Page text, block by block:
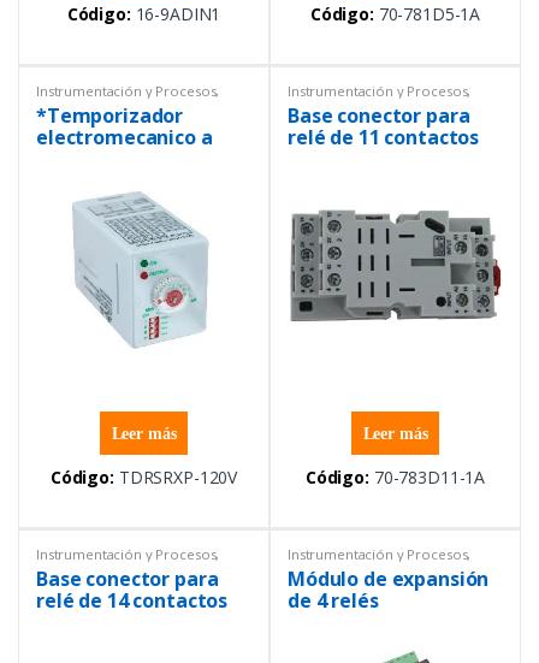
Código: 16-9ADIN1 Código: 70-781D5-1A
Instrumentación y Procesos,
*Temporizador
electromecanico a
Leer más
Código: TDRSRXP-120V
Instrumentación y Procesos,
Base conector para
relé de 11 contactos
Leer más
Código: 70-783D11-1A
Instrumentación y Procesos,
Base conector para
relé de 14 contactos
Instrumentación y Procesos,
Módulo de expansión
de 4 relés